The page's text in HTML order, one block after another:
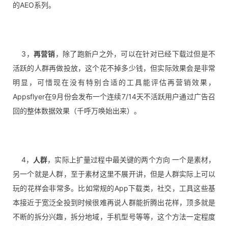
的AEO系列。
3， 再营销， 除了跑新户之外，可以在针对已经下载过但是不
活跃的人群再做投放，这个花不掉多少钱，但实际效果会是非常
明显，可惜现在没有特别合适的工具能评估再营销效果，
Appsflyer在9月份会发布一个连续7/14天不活跃用户通过广告召
回的整体数据效果（千呼万唤始出来）。
4， 人群，实际上扩量过程中最关键的两个方向 一个是素材，
另一个就是人群，至于素材这里不展开讲，但是人群实际上可以
玩的花样会非常多。比如常规的App下载类，社交，工具这些基
本接近于宽泛全投到时候很难再说人群能折腾出花样，顶多就是
不断的拆分兴趣，拆分地域，手机型号等等，这个方法一定程度